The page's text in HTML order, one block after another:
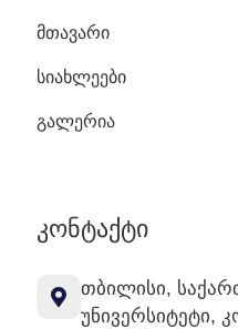
ᲛᲗᲐᲕᲐᲠᲘ
ᲡᲘᲐᲮᲚᲔᲔᲑᲘ
ᲒᲐᲚᲔᲠᲘᲐ
ᲙᲝᲜᲢᲐᲥᲢᲘ
თბილისი,
უნივერსიტეტი,